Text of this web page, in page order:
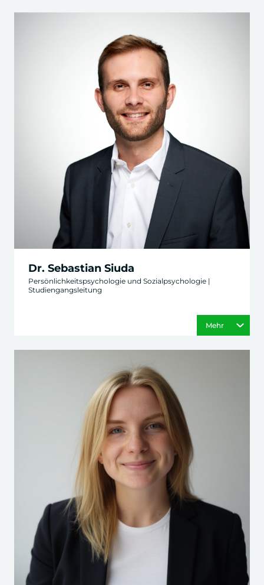
Dr. Sebastian Siuda
Persönlichkeitspsychologie und Sozialpsychologie |
Studiengangsleitung
Mehr